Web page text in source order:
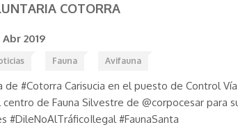
COTORRA
2019
Fauna Avifauna
de #Cotorra Carisucia en el puesto de Control
de Fauna Silvestre de @corpocesar para
#DileNoAlTráficoIlegal #FaunaSanta